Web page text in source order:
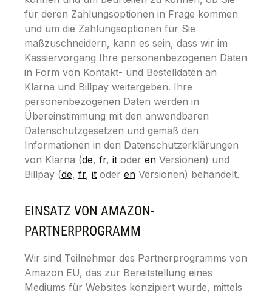
für deren Zahlungsoptionen in Frage kommen
und um die Zahlungsoptionen für Sie
maßzuschneidern, kann es sein, dass wir im
Kassiervorgang Ihre personenbezogenen Daten
in Form von Kontakt- und Bestelldaten an
Klarna und Billpay weitergeben. Ihre
personenbezogenen Daten werden in
Übereinstimmung mit den anwendbaren
Datenschutzgesetzen und gemäß den
Informationen in den Datenschutzerklärungen
von Klarna (de, fr, it oder en Versionen) und
Billpay (de, fr, it oder en Versionen) behandelt.
EINSATZ VON AMAZON-
PARTNERPROGRAMM
Wir sind Teilnehmer des Partnerprogramms von
Amazon EU, das zur Bereitstellung eines
Mediums für Websites konzipiert wurde, mittels